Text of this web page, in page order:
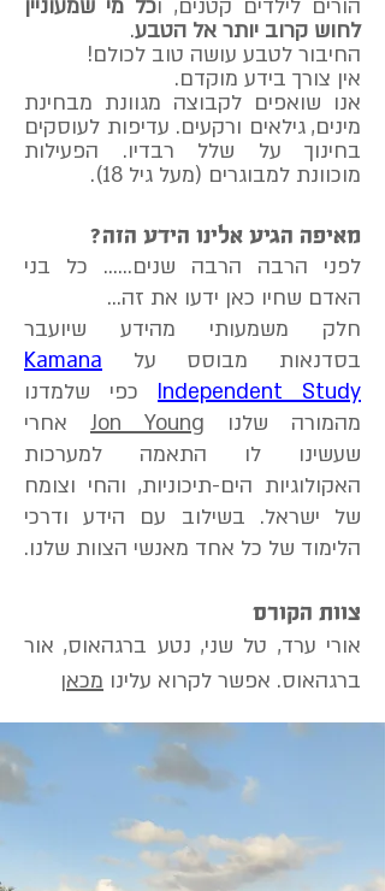
הורים לילדים קטנים, וכל מי שמעוניין
לחוש קרוב יותר אל הטבע.
החיבור לטבע עושה טוב לכולם!
אין צורך בידע מוקדם.
אנו שואפים לקבוצה מגוונת מבחינת
מינים, גילאים ורקעים. עדיפות לעוסקים
בחינוך על שלל רבדיו. הפעילות
מוכוונת למבוגרים (מעל גיל 18).
מאיפה הגיע אלינו הידע הזה?
לפני הרבה הרבה שנים...... כל בני
האדם שחיו כאן ידעו את זה...
חלק משמעותי מהידע שיועבר
בסדנאות מבוסס על Kamana
Independent Study כפי שלמדנו
מהמורה שלנו Jon Young אחרי
שעשינו לו התאמה למערכות
האקולוגיות הים-תיכוניות, והחי וצומח
של ישראל. בשילוב עם הידע ודרכי
הלימוד של כל אחד מאנשי הצוות שלנו.
צוות הקורס
אורי ערד, טל שני, נטע ברגהאוס, אור
ברגהאוס. אפשר לקרוא עלינו מכאן